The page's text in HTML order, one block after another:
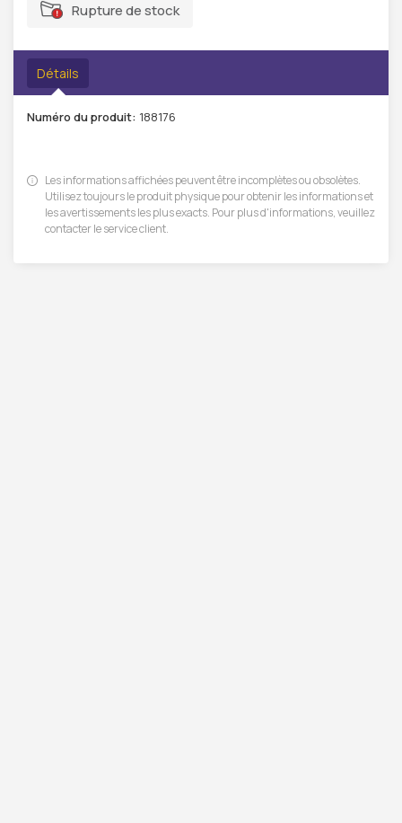
Rupture de stock
Détails
Numéro du produit: 188176
Les informations affichées peuvent être incomplètes ou obsolètes.
Utilisez toujours le produit physique pour obtenir les informations et
les avertissements les plus exacts. Pour plus d'informations, veuillez
contacter le service client.